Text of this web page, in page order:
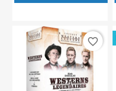
favorite_border